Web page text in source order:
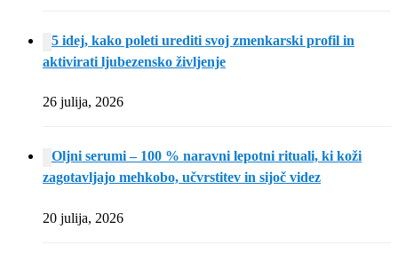
5 idej, kako poleti urediti svoj zmenkarski profil in
aktivirati ljubezensko življenje
26 julija, 2026
Oljni serumi – 100 % naravni lepotni rituali, ki koži
zagotavljajo mehkobo, učvrstitev in sijoč videz
20 julija, 2026